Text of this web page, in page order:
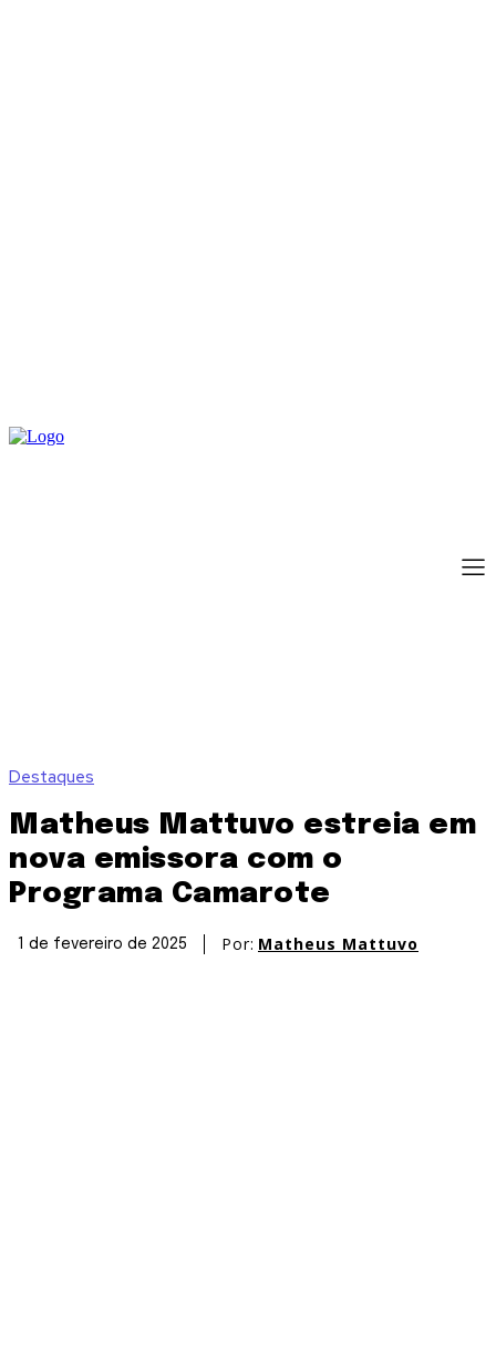
Destaques
Matheus Mattuvo estreia em
nova emissora com o
Programa Camarote
1 de fevereiro de 2025 Por: Matheus Mattuvo